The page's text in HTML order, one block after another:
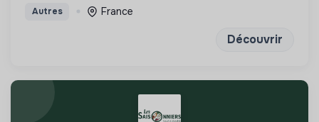
Autres France
Découvrir